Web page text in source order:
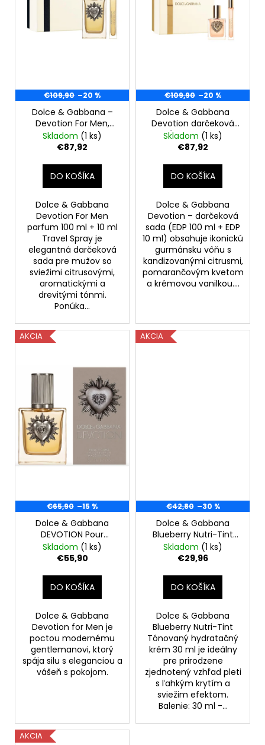
o
v
t
o
€109,90 –20 %
Dolce & Gabbana –
Devotion For Men,
parfum 100 ml + 10 ml
travel spray
mužov) - poškodená
krabica
Skladom (1 ks)
€87,92
DO KOŠÍKA
Dolce & Gabbana
Devotion For Men
parfum 100 ml + 10 ml
Travel Spray je
elegantná darčeková
sada pre mužov so
sviežimi citrusovými,
aromatickými a
drevitými tónmi.
Ponúka...
€109,90 –20 %
Dolce & Gabbana
Devotion darčeková
sada (EDP 100 ml + EDP
10 ml)-Rozbalený (ale
Skladom (1 ks)
€87,92
DO KOŠÍKA
Dolce & Gabbana
Devotion – darčeková
sada (EDP 100 ml + EDP
10 ml) obsahuje ikonickú
gurmánsku vôňu s
kandizovanými citrusmi,
pomarančovým kvetom
a krémovou vanilkou....
AKCIA
€65,90 –15 %
Dolce & Gabbana
DEVOTION Pour
Homme EDP, 50 ml
Skladom (1 ks)
€55,90
DO KOŠÍKA
Dolce & Gabbana
Devotion for Men je
poctou modernému
gentlemanovi, ktorý
spája silu s eleganciou a
vášeň s pokojom.
AKCIA
€42,80 –30 %
Dolce & Gabbana
Blueberry Nutri-Tint
Tónovaný hydratačný
krém 21W 30 ml
Skladom (1 ks)
€29,96
DO KOŠÍKA
Dolce & Gabbana
Blueberry Nutri-Tint
Tónovaný hydratačný
krém 30 ml je ideálny
pre prirodzene
zjednotený vzhľad pleti
s ľahkým krytím a
sviežim efektom.
Balenie: 30 ml -...
AKCIA
FRUDIA
PORE
CONTROL
MASK
ČISTIACA
SŤAHUJÚCA
PLEŤOVÁ
MASKA,
20
Pôvodne:
€2,20